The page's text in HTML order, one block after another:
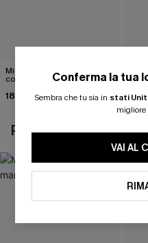
Mini abito senza maniche
con colletto nero
18,90 €
POTREBBE
Conferma la tua
Sembra che tu sia in stati
migliore
VAI AL